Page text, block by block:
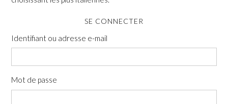
SE CONNECTER
Identifiant ou adresse e-mail
Mot de passe